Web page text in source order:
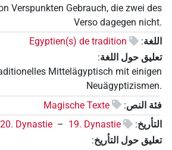
Verspunkten Gebrauch, die zwei des
Verso dagegen nicht.
اللغة:
Egyptien(s) de tradition
تعليق حول اللغة:
Mittelägyptisch mit einigen
Neuägyptizismen.
فئة النص:
Magische Texte
التأريخ:
19. Dynastie
–
20. Dynastie
تعليق حول التأريخ: